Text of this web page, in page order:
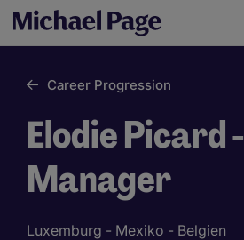
Career Progression
Elodie Picard -
Manager
Luxemburg - Mexiko - Belgien